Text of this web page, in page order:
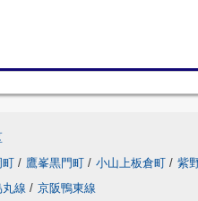
町 / 鷹峯黒門町 / 小山上板倉町 / 紫
線 / 京阪鴨東線